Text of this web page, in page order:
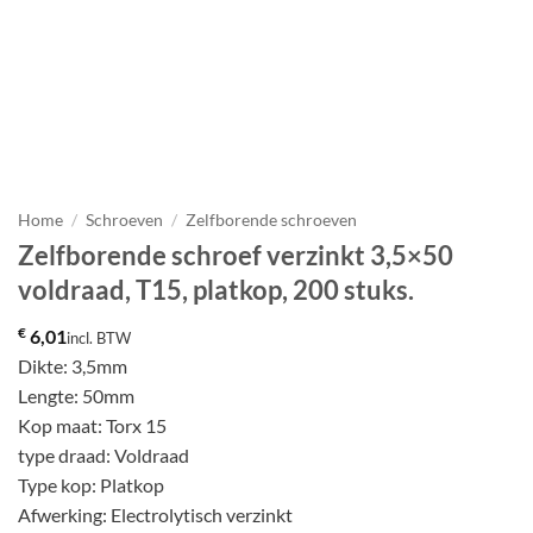
Home / Schroeven / Zelfborende schroeven
Zelfborende schroef verzinkt 3,5×50
voldraad, T15, platkop, 200 stuks.
€ 6,01incl. BTW
Dikte: 3,5mm
Lengte: 50mm
Kop maat: Torx 15
type draad: Voldraad
Type kop: Platkop
Afwerking: Electrolytisch verzinkt